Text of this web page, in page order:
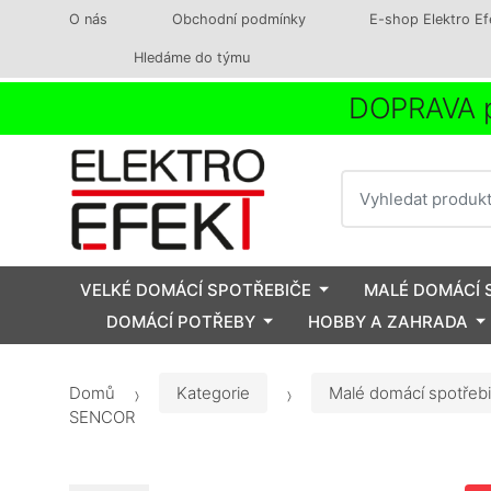
O nás Obchodní podmínky E-shop Elektro
Hledáme do týmu
VELKÉ DOMÁCÍ SPOTŘEBIČE
MALÉ DOMÁCÍ
DOMÁCÍ POTŘEBY
HOBBY A ZAHRADA
Domů Kategorie
Malé domácí
SENCOR